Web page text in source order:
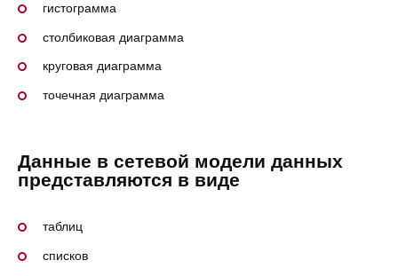
гистограмма
столбиковая диаграмма
круговая диаграмма
точечная диаграмма
Данные в сетевой модели данных
представляются в виде
таблиц
списков